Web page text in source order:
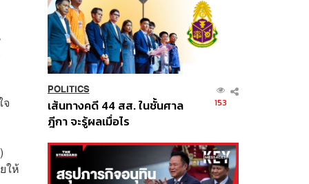
ให้
POLITICS
เส้นทางคดี 44 สส. ในชั้นศาล
ฎีกา จะรู้ผลเมื่อไร
153